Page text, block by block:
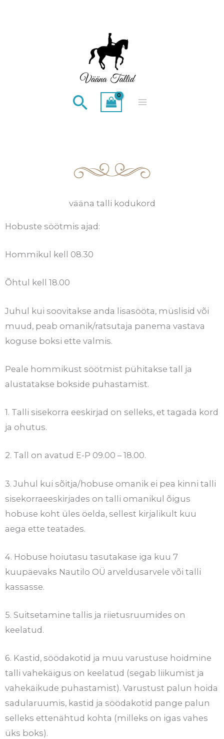
Search
vääna talli kodukord
Hobuste söötmis ajad:
Hommikul kell 08.30
Õhtul kell 18.00
Juhul kui soovitakse anda lisasööta, müslisid või
muud, peab omanik/ratsutaja panema vastava
koguse boksi ette valmis.
Peale hommikust söötmist pühitakse tall ja
alustatakse bokside puhastamist.
1. Talli sisekorra eeskirjad on selleks, et tagada kord
ja ohutus.
2. Tall on avatud E-P 09.00 – 18.00.
3. Juhul kui sõitja/hobuse omanik ei pea kinni talli
sisekorraeeskirjades on talli omanikul õigus
hobuse koht üles öelda, sellest kirjalikult kuu
aega ette teatades.
4. Hobuse hoiutasu tasutakase iga kuu 7
kuupäevaks Nautilo OÜ arveldusarvele või talli
kassasse.
5. Suitsetamine tallis ja riietusruumides on
keelatud.
6. Kastid, söödakotid ja muu varustuse hoidmine
talli vahekäigus on keelatud (segab liikumist ja
vahekäikude puhastamist). Varustust palun hoida
sadularuumis, kastid ja söödakotid pange palun
selleks ettenähtud kohta (milleks on igas vahes
üks boks).